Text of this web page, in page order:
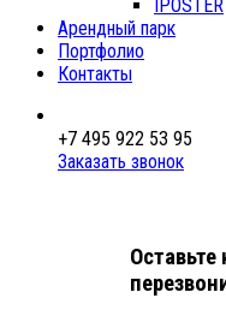
IPOSTER
Арендный парк
Портфолио
Контакты
+7 495 922 53 95
Заказать звонок